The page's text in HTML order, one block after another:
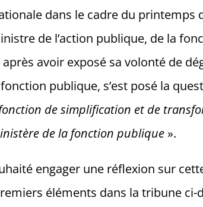
dans le cadre du printemps
de l’action publique, de la
avoir exposé sa volonté de
publique, s’est posé la
de simplification et de
de la fonction publique».
engager une réflexion sur
éléments dans la tribune ci-